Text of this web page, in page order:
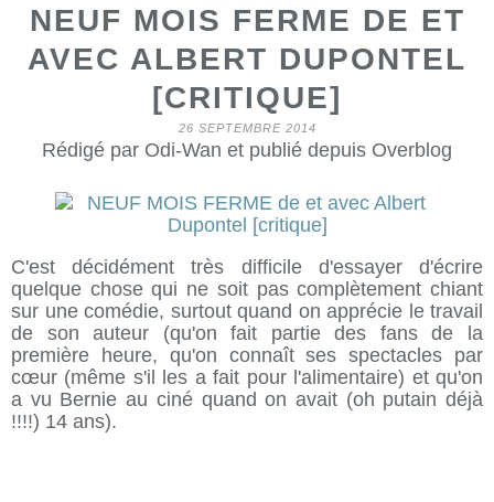
NEUF MOIS FERME DE ET
AVEC ALBERT DUPONTEL
[CRITIQUE]
26 SEPTEMBRE 2014
Rédigé par Odi-Wan et publié depuis Overblog
C'est décidément très difficile d'essayer d'écrire
quelque chose qui ne soit pas complètement chiant
sur une comédie, surtout quand on apprécie le travail
de son auteur (qu'on fait partie des fans de la
première heure, qu'on connaît ses spectacles par
cœur (même s'il les a fait pour l'alimentaire) et qu'on
a vu Bernie au ciné quand on avait (oh putain déjà
!!!!) 14 ans).